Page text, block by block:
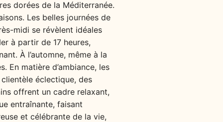
dorées de la Méditerranée.
Les belles journées de
midi se révèlent idéales
à partir de 17 heures,
À l’automne, même à la
En matière d’ambiance, les
éclectique, des
offrent un cadre relaxant,
entraînante, faisant
et célébrante de la vie,